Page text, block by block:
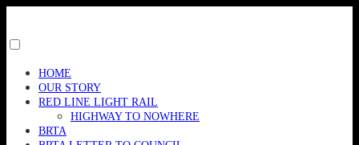
content
menu
visibility.
HOME
OUR STORY
RED LINE LIGHT RAIL
HIGHWAY TO NOWHERE
BRTA